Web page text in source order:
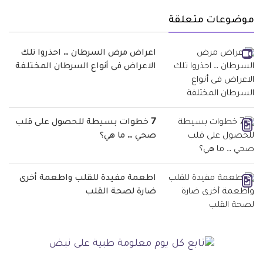
موضوعات متعلقة
اعراض مرض السرطان .. احذروا تلك
الاعراض فى أنواع السرطان المختلفة
7 خطوات بسيطة للحصول على قلب
صحي .. ما هي؟
اطعمة مفيدة للقلب واطعمة أخرى
ضارة لصحة القلب